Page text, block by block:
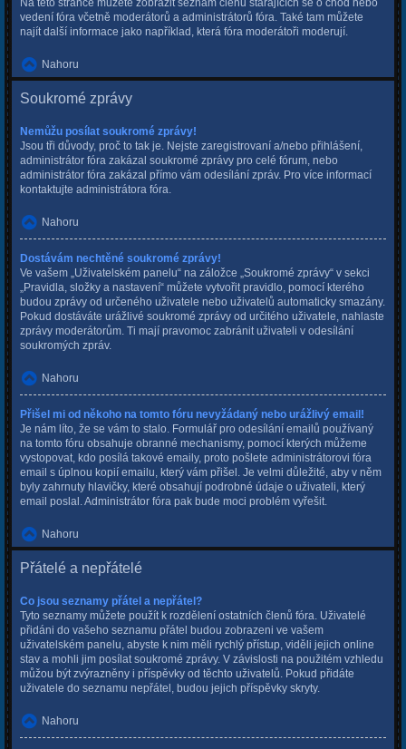
vedení fóra včetně moderátorů a administrátorů fóra. Také tam můžete
najít další informace jako například, která fóra moderátoři moderují.
Nahoru
Soukromé zprávy
Nemůžu posílat soukromé zprávy!
Jsou tři důvody, proč to tak je. Nejste zaregistrovaní a/nebo přihlášení,
administrátor fóra zakázal soukromé zprávy pro celé fórum, nebo
administrátor fóra zakázal přímo vám odesílání zpráv. Pro více informací
kontaktujte administrátora fóra.
Nahoru
Dostávám nechtěné soukromé zprávy!
Ve vašem „Uživatelském panelu“ na záložce „Soukromé zprávy“ v sekci
„Pravidla, složky a nastavení“ můžete vytvořit pravidlo, pomocí kterého
budou zprávy od určeného uživatele nebo uživatelů automaticky smazány.
Pokud dostáváte urážlivé soukromé zprávy od určitého uživatele, nahlaste
zprávy moderátorům. Ti mají pravomoc zabránit uživateli v odesílání
soukromých zpráv.
Nahoru
Přišel mi od někoho na tomto fóru nevyžádaný nebo urážlivý email!
Je nám líto, že se vám to stalo. Formulář pro odesílání emailů používaný
na tomto fóru obsahuje obranné mechanismy, pomocí kterých můžeme
vystopovat, kdo posílá takové emaily, proto pošlete administrátorovi fóra
email s úplnou kopií emailu, který vám přišel. Je velmi důležité, aby v něm
byly zahrnuty hlavičky, které obsahují podrobné údaje o uživateli, který
email poslal. Administrátor fóra pak bude moci problém vyřešit.
Nahoru
Přátelé a nepřátelé
Co jsou seznamy přátel a nepřátel?
Tyto seznamy můžete použít k rozdělení ostatních členů fóra. Uživatelé
přidáni do vašeho seznamu přátel budou zobrazeni ve vašem
uživatelském panelu, abyste k nim měli rychlý přístup, viděli jejich online
stav a mohli jim posílat soukromé zprávy. V závislosti na použitém vzhledu
můžou být zvýrazněny i příspěvky od těchto uživatelů. Pokud přidáte
uživatele do seznamu nepřátel, budou jejich příspěvky skryty.
Nahoru